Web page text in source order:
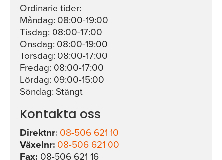
Ordinarie tider:
Måndag: 08:00-19:00
Tisdag: 08:00-17:00
Onsdag: 08:00-19:00
Torsdag: 08:00-17:00
Fredag: 08:00-17:00
Lördag: 09:00-15:00
Söndag: Stängt
Kontakta oss
Direktnr: 08-506 621 10
Växelnr: 08-506 621 00
Fax: 08-506 621 16